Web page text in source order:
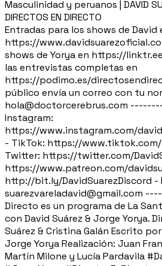
Masculinidad y peruanos | DAVID
DIRECTOS EN DIRECTO
Entradas para los shows de David
https://
shows de Yorya en https://
las entrevistas completas en
https://podimo.es/
público envía un correo con tu
hola@doctorcerebrus.com
Instagram:
https://www.instagram.com/
- TikTok: https://
Twitter: https://twitter.com/
https://www.patreon.com/
http://bit.ly/DavidSuarezDiscord -
suarezvareladavid@gmail.com
Directo es un programa de La
con David Suárez & Jorge Yorya.
Suárez & Cristina Galán Escrito
Jorge Yorya Realización: Juan
Martín Milone y Lucía Pardavila